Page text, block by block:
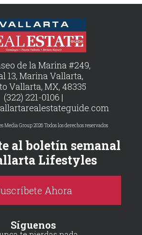
de la Marina #249,
13, Marina Vallarta,
Vallarta, MX, 48335
(322) 221-0106 |
Group 2026 Todos los derechos reservados
al boletín semanal
Lifestyles
Ahora
Síguenos